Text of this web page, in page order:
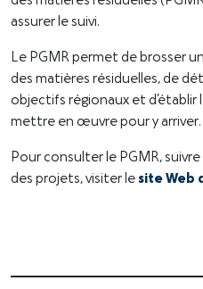
assurer le suivi.
Le PGMR permet de brosser
des matières résiduelles, de
objectifs régionaux et d’établir
mettre en œuvre pour y arriver.
Pour consulter le PGMR,
des projets, visiter le site Web